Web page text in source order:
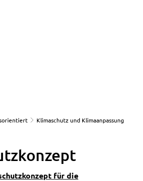
Klimaschutz und Klimaanpassung
für die